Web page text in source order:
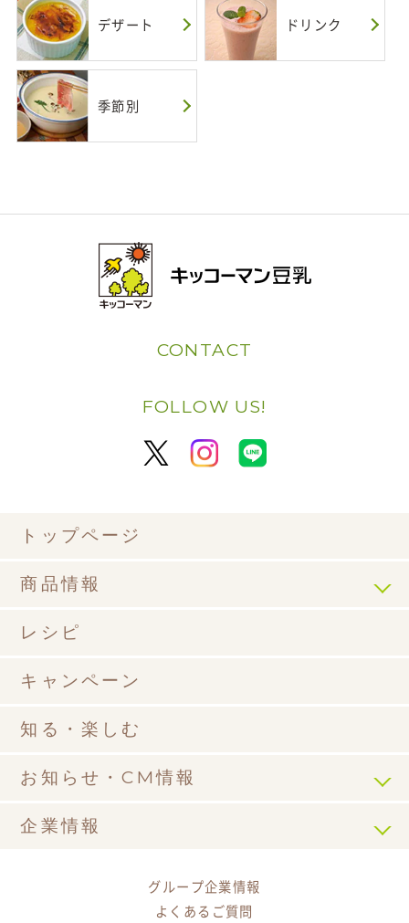
デザート ドリンク
季節別
CONTACT
FOLLOW US!
トップページ
商品情報
レシピ
キャンペーン
知る・楽しむ
お知らせ・CM情報
企業情報
グループ企業情報
よくあるご質問